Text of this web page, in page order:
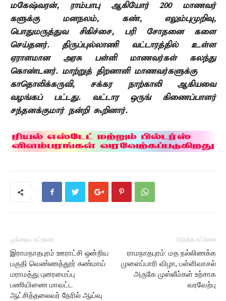
மகேஷ்வரன், ராம்பாபு ஆகியோர் 200 மாணவர்
களுக்கு மனநலம், கண், எலும்புமுறிவு,
பொதுமருத்துவ சிகிச்சை, பரி சோதனை களை
செய்தனர். திருப்புல்லாணி வட்டாரத்தில் உள்ள
ஏராளமான
அரசு பள்ளி மாணவர்கள் கலந்து
கொண்டனர். மாற்றுத் திறனாளி மாணவர்களுக்கு
காதொலிக்கருவி, சக்கர நாற்காலி ஆகியவை
வழங்கப் பட்டது. வட்டார ஒருங் கிணைப்பாளர்
சந்தனக்குமார் நன்றி கூறினார்.
முந்தைய கட்டுரை
இராமநாதபுரம் ஊராட்சி ஒன்றிய
பகுதி வெண்ணத்தூர் கண்மாய்
மராமத்து புனரமைப்பு
பணியிணை மாவட்ட
ஆட்சித்தலைவர் நேரில் ஆய்வு
அடுத்த கட்டுரை
ராமநாதபுரம்: மத நல்லிணக்க
முளைப்பாரி விழா, பள்ளிவாசல்
அருகே முஸ்லீம்கள் உற்சாக
வரவேற்பு